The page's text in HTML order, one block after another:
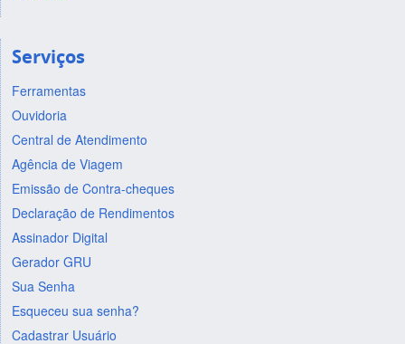
Serviços
Ferramentas
Ouvidoria
Central de Atendimento
Agência de Viagem
Emissão de Contra-cheques
Declaração de Rendimentos
Assinador Digital
Gerador GRU
Sua Senha
Esqueceu sua senha?
Cadastrar Usuário